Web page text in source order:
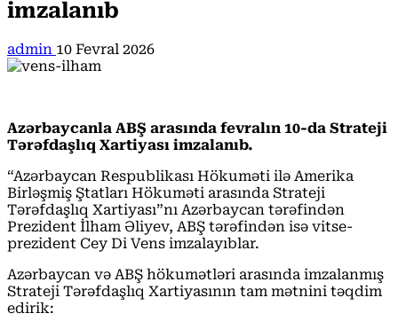
imzalanıb
admin 10 Fevral 2026
Azərbaycanla ABŞ arasında fevralın 10-da Strateji
Tərəfdaşlıq Xartiyası imzalanıb.
“Azərbaycan Respublikası Hökuməti ilə Amerika
Birləşmiş Ştatları Hökuməti arasında Strateji
Tərəfdaşlıq Xartiyası”nı Azərbaycan tərəfindən
Prezident İlham Əliyev, ABŞ tərəfindən isə vitse-
prezident Cey Di Vens imzalayıblar.
Azərbaycan və ABŞ hökumətləri arasında imzalanmış
Strateji Tərəfdaşlıq Xartiyasının tam mətnini təqdim
edirik: